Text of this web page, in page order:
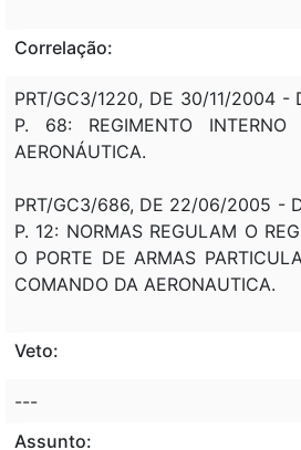
Correlação:
PRT/GC3/1220, DE 30/11/2004 -
P. 68: REGIMENTO
AERONÁUTICA.
PRT/GC3/686, DE 22/06/2005 -
P. 12: NORMAS REGULAM O
O PORTE DE ARMAS
COMANDO DA AERONAUTICA.
Veto:
---
Assunto: